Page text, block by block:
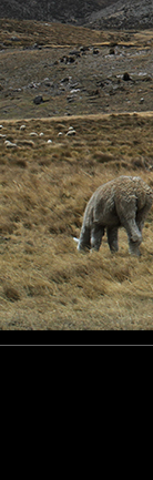
à 6268 m
c’est-à-dire "Papa
Andes équatoriennes,
comme le plus haut
dont le rayon
de la surface de la
centre de la Terre que